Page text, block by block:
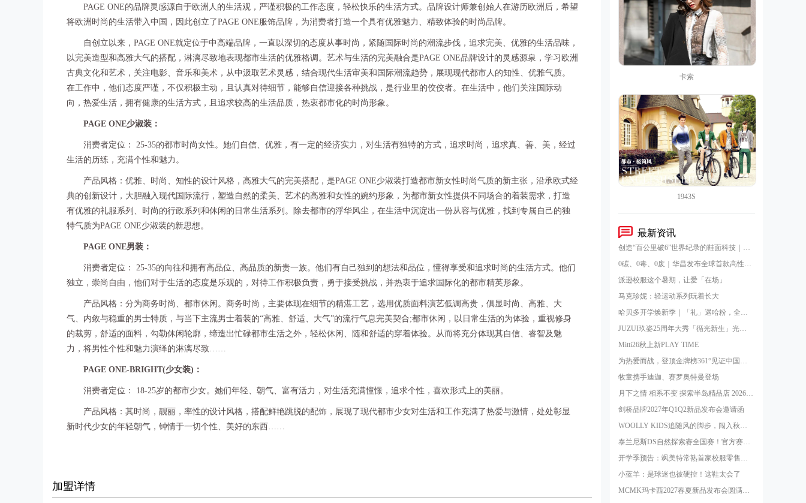
PAGE ONE的品牌灵感源自于欧洲人的生活观，严谨积极的工作态度，轻松快乐的生活方式。品牌设计师兼创始人在游历欧洲后，希望
将欧洲时尚的生活带入中国，因此创立了PAGE ONE服饰品牌，为消费者打造一个具有优雅魅力、精致体验的时尚品牌。
自创立以来，PAGE ONE就定位于中高端品牌，一直以深切的态度从事时尚，紧随国际时尚的潮流步伐，追求完美、优雅的生活品味，
以完美造型和高雅大气的搭配，淋漓尽致地表现都市生活的优雅格调。艺术与生活的完美融合是PAGE ONE品牌设计的灵感源泉，学习欧洲
古典文化和艺术，关注电影、音乐和美术，从中汲取艺术灵感，结合现代生活审美和国际潮流趋势，展现现代都市人的知性、优雅气质。
在工作中，他们态度严谨，不仅积极主动，且认真对待细节，能够自信迎接各种挑战，是行业里的佼佼者。在生活中，他们关注国际动
向，热爱生活，拥有健康的生活方式，且追求较高的生活品质，热衷都市化的时尚形象。
PAGE ONE少淑装：
消费者定位： 25-35的都市时尚女性。她们自信、优雅，有一定的经济实力，对生活有独特的方式，追求时尚，追求真、善、美，经过
生活的历练，充满个性和魅力。
产品风格：优雅、时尚、知性的设计风格，高雅大气的完美搭配，是PAGE ONE少淑装打造都市新女性时尚气质的新主张，沿承欧式经
典的创新设计，大胆融入现代国际流行，塑造自然的柔美、艺术的高雅和女性的婉约形象，为都市新女性提供不同场合的着装需求，打造
有优雅的礼服系列、时尚的行政系列和休闲的日常生活系列。除去都市的浮华风尘，在生活中沉淀出一份从容与优雅，找到专属自己的独
特气质为PAGE ONE少淑装的新思想。
PAGE ONE男装：
消费者定位： 25-35的向往和拥有高品位、高品质的新贵一族。他们有自己独到的想法和品位，懂得享受和追求时尚的生活方式。他们
独立，崇尚自由，他们对于生活的态度是乐观的，对待工作积极负责，勇于接受挑战，并热衷于追求国际化的都市精英形象。
产品风格：分为商务时尚、都市休闲。商务时尚，主要体现在细节的精湛工艺，选用优质面料演艺低调高贵，俱显时尚、高雅、大
气、内敛与稳重的男士特质，与当下主流男士着装的“高雅、舒适、大气”的流行气息完美契合;都市休闲，以日常生活的为体验，重视修身
的裁剪，舒适的面料，勾勒休闲轮廓，缔造出忙碌都市生活之外，轻松休闲、随和舒适的穿着体验。从而将充分体现其自信、睿智及魅
力，将男性个性和魅力演绎的淋漓尽致……
PAGE ONE-BRIGHT(少女装)：
消费者定位： 18-25岁的都市少女。她们年轻、朝气、富有活力，对生活充满憧憬，追求个性，喜欢形式上的美丽。
产品风格：其时尚，靓丽，率性的设计风格，搭配鲜艳跳脱的配饰，展现了现代都市少女对生活和工作充满了热爱与激情，处处彰显
新时代少女的年轻朝气，钟情于一切个性、美好的东西……
加盟详情
卡索
1943S
最新资讯
创造“百公里破6”世界纪录的鞋面科技｜华昌“蜂鸟翼网纱”定义极致轻量
0碳、0毒、0废｜华昌发布全球首款高性能全水性鞋革“三零生态皮”
派逊校服这个暑期，让爱「在场」
马克珍妮：轻运动系列玩着长大
哈贝多开学焕新季｜「礼」遇哈粉，全球狂欢ing
JUZUI玖姿25周年大秀「循光新生」光起二十五载，共启新生优雅
Mitti26秋上新PLAY TIME
为热爱而战，登顶金牌榜361°见证中国国家跳绳队王者凯旋！
牧童携手迪迦、赛罗奥特曼登场
月下之情 相系不变 探索半岛精品店 2026年中秋系列
剑桥品牌2027年Q1Q2新品发布会邀请函
WOOLLY KIDS追随风的脚步，闯入秋的秘密花园
泰兰尼斯DS自然探索赛全国赛！官方赛事指定战靴！
开学季预告：飒美特常熟首家校服零售旗舰店即将开业！
小蓝羊：是球迷也被硬控！这鞋太会了
MCMK玛卡西2027春夏新品发布会圆满结束！